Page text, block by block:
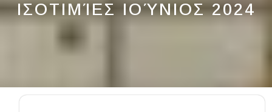
ΙΣΟΤΙΜΊΕΣ ΙΟΎΝΙΟΣ 2024